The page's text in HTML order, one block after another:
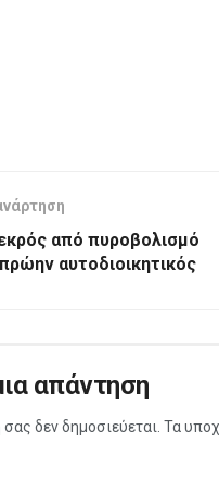
από πυροβολισμό
αυτοδιοικητικός
απάντηση
δεν δημοσιεύεται. Τα